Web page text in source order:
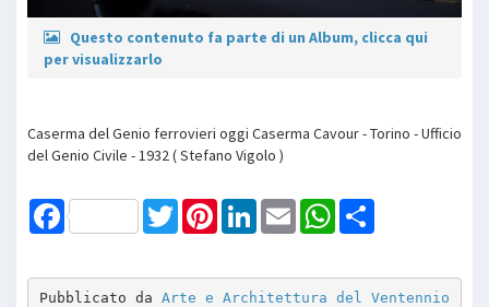
Questo contenuto fa parte di un Album, clicca qui
per visualizzarlo
Caserma del Genio ferrovieri oggi Caserma Cavour - Torino - Ufficio
del Genio Civile - 1932 ( Stefano Vigolo )
Facebook TwitterPinterestLinkedInEmail WhatsApp
Pubblicato da Arte e Architettura del Ventennio